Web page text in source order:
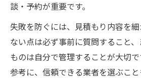
談・予約が重要です。
失敗を防ぐには、見積もり内容を
ない点は必ず事前に質問すること
ものは自分で管理することが大切
参考に、信頼できる業者を選ぶこ